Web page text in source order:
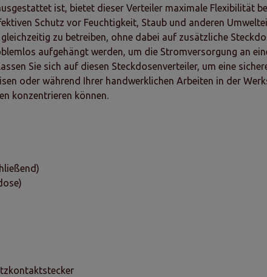
ist, bietet dieser Verteiler maximale Flexibilität
Schutz vor Feuchtigkeit, Staub und anderen
zu betreiben, ohne dabei auf zusätzliche
aufgehängt werden, um die Stromversorgung an
Sie sich auf diesen Steckdosenverteiler, um eine
oder während Ihrer handwerklichen Arbeiten in der
konzentrieren können.